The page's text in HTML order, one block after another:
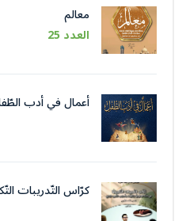
معالم
العدد 25
أعمال في أدب
كرّاس التّدريبات